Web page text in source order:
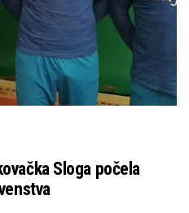
Sloga počela